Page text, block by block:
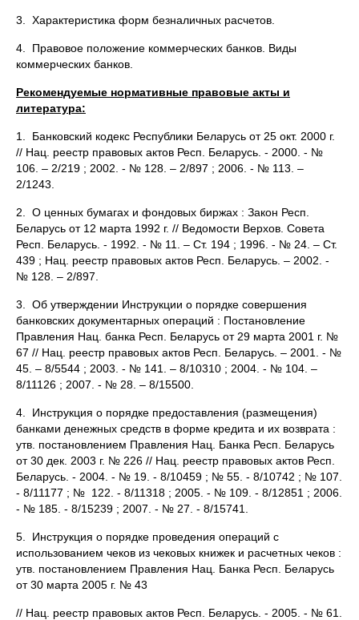
3. Характеристика форм безналичных расчетов.
4. Правовое положение коммерческих банков. Виды
коммерческих банков.
Рекомендуемые нормативные правовые акты и
литература:
1. Банковский кодекс Республики Беларусь от 25 окт. 2000 г.
// Нац. реестр правовых актов Респ. Беларусь. - 2000. - №
106. – 2/219 ; 2002. - № 128. – 2/897 ; 2006. - № 113. –
2/1243.
2. О ценных бумагах и фондовых биржах : Закон Респ.
Беларусь от 12 марта 1992 г. // Ведомости Верхов. Совета
Респ. Беларусь. - 1992. - № 11. – Ст. 194 ; 1996. - № 24. – Ст.
439 ; Нац. реестр правовых актов Респ. Беларусь. – 2002. -
№ 128. – 2/897.
3. Об утверждении Инструкции о порядке совершения
банковских документарных операций : Постановление
Правления Нац. банка Респ. Беларусь от 29 марта 2001 г. №
67 // Нац. реестр правовых актов Респ. Беларусь. – 2001. - №
45. – 8/5544 ; 2003. - № 141. – 8/10310 ; 2004. - № 104. –
8/11126 ; 2007. - № 28. – 8/15500.
4. Инструкция о порядке предоставления (размещения)
банками денежных средств в форме кредита и их возврата :
утв. постановлением Правления Нац. Банка Респ. Беларусь
от 30 дек. 2003 г. № 226 // Нац. реестр правовых актов Респ.
Беларусь. - 2004. - № 19. - 8/10459 ; № 55. - 8/10742 ; № 107.
- 8/11177 ; № 122. - 8/11318 ; 2005. - № 109. - 8/12851 ; 2006.
- № 185. - 8/15239 ; 2007. - № 27. - 8/15741.
5. Инструкция о порядке проведения операций с
использованием чеков из чековых книжек и расчетных чеков :
утв. постановлением Правления Нац. Банка Респ. Беларусь
от 30 марта 2005 г. № 43
// Нац. реестр правовых актов Респ. Беларусь. - 2005. - № 61.